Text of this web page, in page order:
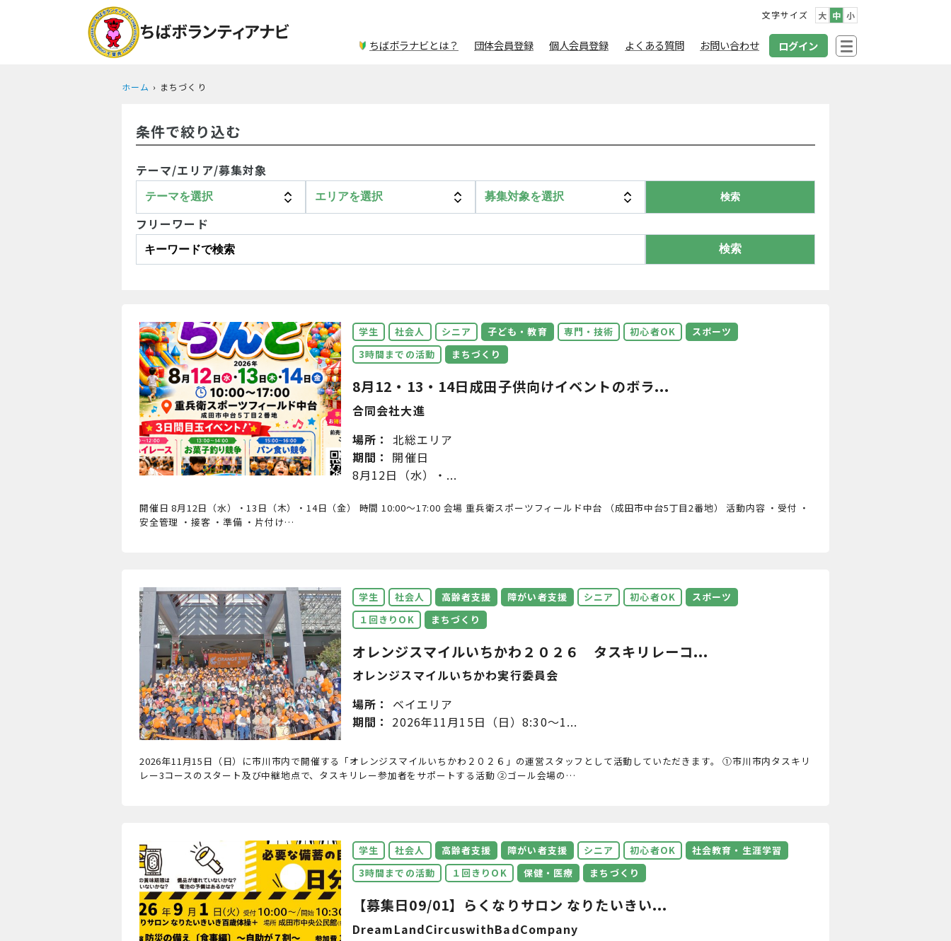
文字サイズ 大 中 小
ちばボラナビとは？ 団体会員登録 個人会員登録 よくある質問 お問い合わせ ログイン
ホーム まちづくり
条件で絞り込む
テーマ/エリア/募集対象
フリーワード
検索
学生 社会人 シニア 子ども・教育 専門・技術 初心者OK
スポーツ
3時間までの活動
まちづくり
8月12・13・14日成田子供向けイベントのボラ...
合同会社大進
場所： 北総エリア
期間： 開催日
8月12日（水）・...
開催日 8月12日（水）・13日（木）・14日（金） 時間 10:00～17:00 会場 重兵衛スポーツフィールド中台 （成田市中台5丁目2番地） 活動内容 ・受付 ・
安全管理 ・接客 ・準備 ・片付け…
学生 社会人 高齢者支援 障がい者支援 シニア 初心者OK
スポーツ
１回きりOK
まちづくり
オレンジスマイルいちかわ２０２６ タスキリレーコ...
オレンジスマイルいちかわ実行委員会
場所：
ベイエリア
期間： 2026年11月15日（日）8:30～1...
2026年11月15日（日）に市川市内で開催する「オレンジスマイルいちかわ２０２６」の運営スタッフとして活動していただきます。 ①市川市内タスキリ
レー3コースのスタート及び中継地点で、タスキリレー参加者をサポートする活動 ②ゴール会場の…
学生 社会人 高齢者支援 障がい者支援 シニア 初心者OK
社会教育・生涯学習
3時間までの活動
１回きりOK 保健・医療 まちづくり
【募集日09/01】らくなりサロン なりたいきい...
DreamLandCircuswithBadCompany